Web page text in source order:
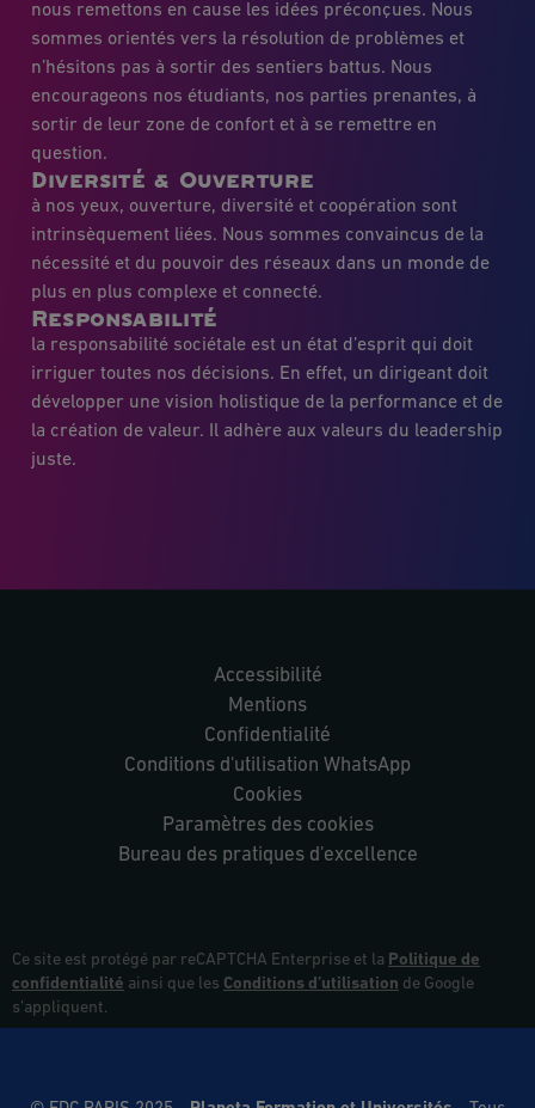
nous remettons en cause les idées préconçues. Nous
sommes orientés vers la résolution de problèmes et
n’hésitons pas à sortir des sentiers battus. Nous
encourageons nos étudiants, nos parties prenantes, à
sortir de leur zone de confort et à se remettre en
question.
Diversité & Ouverture
à nos yeux, ouverture, diversité et coopération sont
intrinsèquement liées. Nous sommes convaincus de la
nécessité et du pouvoir des réseaux dans un monde de
plus en plus complexe et connecté.
Responsabilité
la responsabilité sociétale est un état d’esprit qui doit
irriguer toutes nos décisions. En effet, un dirigeant doit
développer une vision holistique de la performance et de
la création de valeur. Il adhère aux valeurs du leadership
juste.
Accessibilité
Mentions
Confidentialité
Conditions d'utilisation WhatsApp
Cookies
Paramètres des cookies
Bureau des pratiques d'excellence
Ce site est protégé par reCAPTCHA Enterprise et la Politique de
confidentialité ainsi que les Conditions d’utilisation de Google
s’appliquent.